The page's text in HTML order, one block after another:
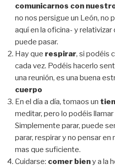
comunicarnos con
no nos persigue un León, no
aquí en la oficina- y
puede pasar.
Hay que respirar, si podéis
cada vez. Podéis hacerlo
una reunión, es una buena
cuerpo
En el día a día, tomaos un
meditar, pero lo podéis
Simplemente parar, puede
parar, respirar y no pensar
mas que suficiente.
Cuidarse: comer bieny a la